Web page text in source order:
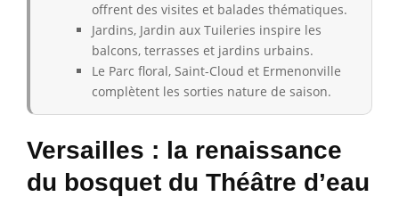
offrent des visites et balades thématiques.
Jardins, Jardin aux Tuileries inspire les
balcons, terrasses et jardins urbains.
Le Parc floral, Saint-Cloud et Ermenonville
complètent les sorties nature de saison.
Versailles : la renaissance
du bosquet du Théâtre d’eau